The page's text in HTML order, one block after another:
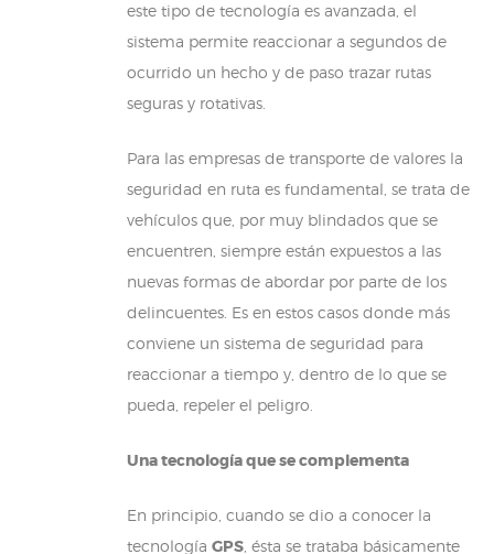
este tipo de tecnología es avanzada, el
sistema permite reaccionar a segundos de
ocurrido un hecho y de paso trazar rutas
seguras y rotativas.
Para las empresas de transporte de valores la
seguridad en ruta es fundamental, se trata de
vehículos que, por muy blindados que se
encuentren, siempre están expuestos a las
nuevas formas de abordar por parte de los
delincuentes. Es en estos casos donde más
conviene un sistema de seguridad para
reaccionar a tiempo y, dentro de lo que se
pueda, repeler el peligro.
Una tecnología que se complementa
En principio, cuando se dio a conocer la
tecnología GPS , ésta se trataba básicamente